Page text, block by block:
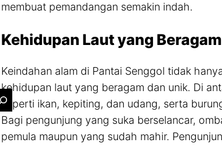
membuat pemandangan semakin indah.
Kehidupan Laut yang Beragam
Keindahan alam di Pantai Senggol tidak
kehidupan laut yang beragam dan unik. Di
seperti ikan, kepiting, dan udang, serta
Bagi pengunjung yang suka berselancar,
pemula maupun yang sudah mahir.